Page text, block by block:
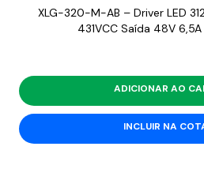
XLG-320-M-AB – Driver LED
431VCC Saída 48V 6,5A
ADICIONAR AO
INCLUIR NA